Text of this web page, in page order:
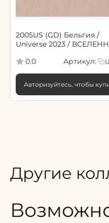
2005US (GD) Бельгия /
Universe 2023 /
флиз)
0.0 Артикул:
Авторизуйтесь, чтобы
Другие